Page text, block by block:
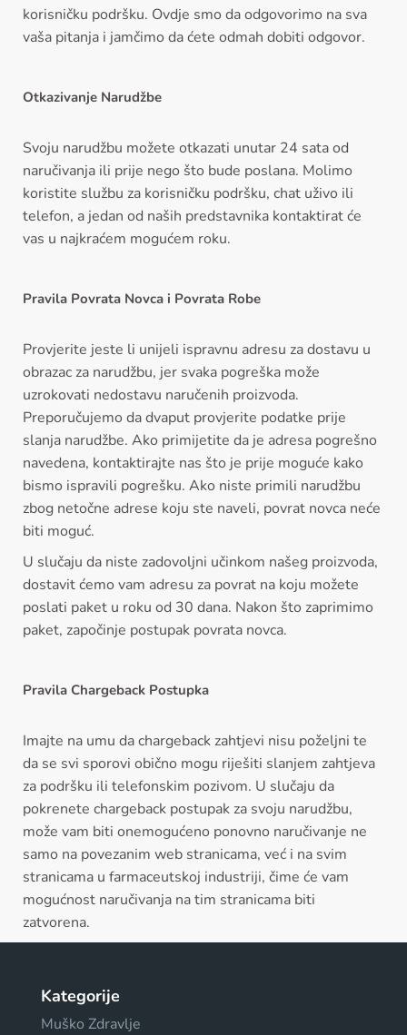
korisničku podršku. Ovdje smo da odgovorimo na sva
vaša pitanja i jamčimo da ćete odmah dobiti odgovor.
Otkazivanje Narudžbe
Svoju narudžbu možete otkazati unutar 24 sata od
naručivanja ili prije nego što bude poslana. Molimo
koristite službu za korisničku podršku, chat uživo ili
telefon, a jedan od naših predstavnika kontaktirat će
vas u najkraćem mogućem roku.
Pravila Povrata Novca i Povrata Robe
Provjerite jeste li unijeli ispravnu adresu za dostavu u
obrazac za narudžbu, jer svaka pogreška može
uzrokovati nedostavu naručenih proizvoda.
Preporučujemo da dvaput provjerite podatke prije
slanja narudžbe. Ako primijetite da je adresa pogrešno
navedena, kontaktirajte nas što je prije moguće kako
bismo ispravili pogrešku. Ako niste primili narudžbu
zbog netočne adrese koju ste naveli, povrat novca neće
biti moguć.
U slučaju da niste zadovoljni učinkom našeg proizvoda,
dostavit ćemo vam adresu za povrat na koju možete
poslati paket u roku od 30 dana. Nakon što zaprimimo
paket, započinje postupak povrata novca.
Pravila Chargeback Postupka
Imajte na umu da chargeback zahtjevi nisu poželjni te
da se svi sporovi obično mogu riješiti slanjem zahtjeva
za podršku ili telefonskim pozivom. U slučaju da
pokrenete chargeback postupak za svoju narudžbu,
može vam biti onemogućeno ponovno naručivanje ne
samo na povezanim web stranicama, već i na svim
stranicama u farmaceutskoj industriji, čime će vam
mogućnost naručivanja na tim stranicama biti
zatvorena.
Kategorije
Muško Zdravlje